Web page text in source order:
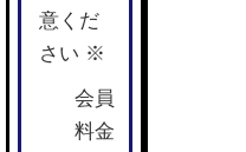
意くだ
さい ※
会員
料金